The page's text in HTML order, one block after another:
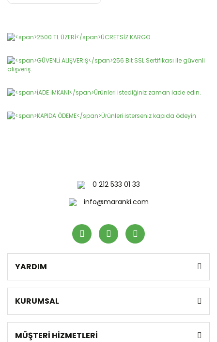
0 212 533 01 33
info@maranki.com
YARDIM
KURUMSAL
MÜŞTERİ HİZMETLERİ